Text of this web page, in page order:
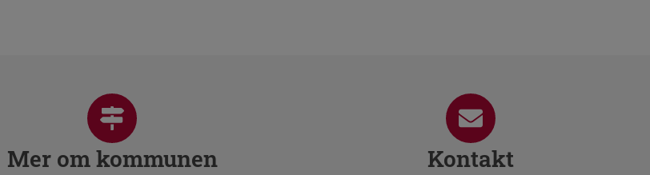
Mer om kommunen Kontakt